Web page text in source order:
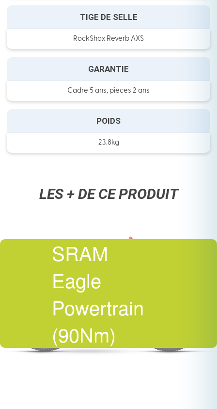
TIGE DE SELLE
RockShox Reverb AXS
GARANTIE
Cadre 5 ans, pièces 2 ans
POIDS
23.8kg
LES + DE CE PRODUIT
SRAM
Eagle
Powertrain
(90Nm)